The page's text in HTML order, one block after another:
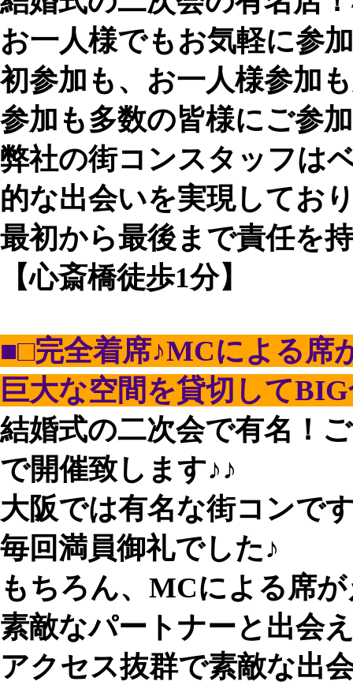
お一人様でもお気軽に参
初参加も、お一人様参加
参加も多数の皆様にご参
弊社の街コンスタッフは
的な出会いを実現してお
最初から最後まで責任を
【心斎橋徒歩1分】
■□完全着席♪MCによる
巨大な空間を貸切して
結婚式の二次会で有名！
で開催致します♪♪
大阪では有名な街コンで
毎回満員御礼でした♪
もちろん、MCによる席
素敵なパートナーと出会
アクセス抜群で素敵な出